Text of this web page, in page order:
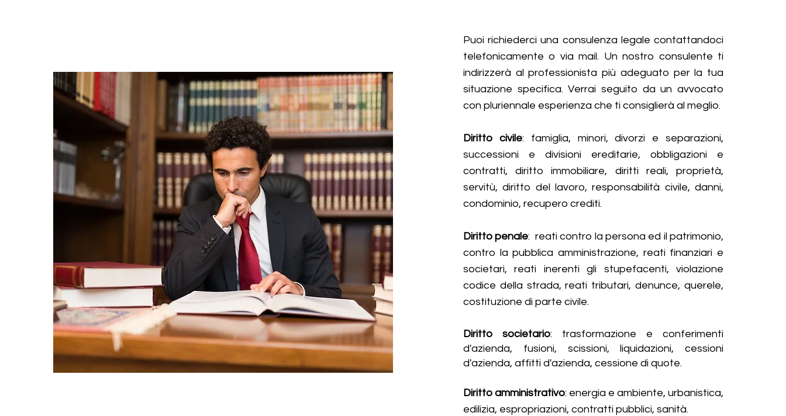
Puoi richiederci una consulenza legale contattandoci
telefonicamente o via mail. Un nostro consulente ti
indirizzerà al professionista più adeguato per la tua
situazione specifica. Verrai seguito da un avvocato
con pluriennale esperienza che ti consiglierà al meglio.
Diritto civile: famiglia, minori, divorzi e separazioni,
successioni e divisioni ereditarie, obbligazioni e
contratti, diritto immobiliare, diritti reali, proprietà,
servitù, diritto del lavoro, responsabilità civile, danni,
condominio, recupero crediti.
Diritto penale: reati contro la persona ed il patrimonio,
contro la pubblica amministrazione, reati finanziari e
societari, reati inerenti gli stupefacenti, violazione
codice della strada, reati tributari, denunce, querele,
costituzione di parte civile.​
Diritto societario: trasformazione e conferimenti
d'azienda​, fusioni, scissioni, liquidazioni, cessioni
d'azienda, affitti d'azienda, cessione di quote.
Diritto amministrativo: energia e ambiente, urbanistica,
edilizia, espropriazioni, contratti pubblici, sanità​.